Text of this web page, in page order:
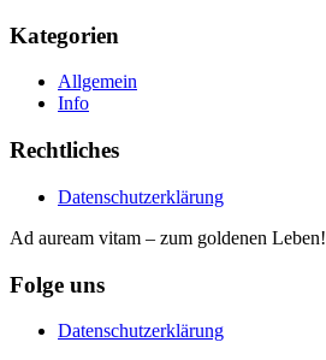
Kategorien
Allgemein
Info
Rechtliches
Datenschutzerklärung
Ad auream vitam – zum goldenen Leben!
Folge uns
Datenschutzerklärung